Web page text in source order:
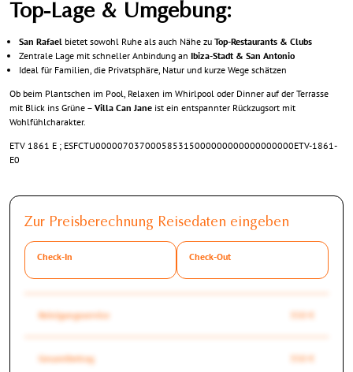
Top-Lage & Umgebung:
San Rafael bietet sowohl Ruhe als auch Nähe zu Top-Restaurants & Clubs
Zentrale Lage mit schneller Anbindung an Ibiza-Stadt & San Antonio
Ideal für Familien, die Privatsphäre, Natur und kurze Wege schätzen
Ob beim Plantschen im Pool, Relaxen im Whirlpool oder Dinner auf der Terrasse
mit Blick ins Grüne – Villa Can Jane ist ein entspannter Rückzugsort mit
Wohlfühlcharakter.
ETV 1861 E ; ESFCTU000007037000585315000000000000000000ETV-1861-
E0
Zur Preisberechnung Reisedaten eingeben
Check-In Check-Out
Reinigungsservice 350 €
Gesamtbetrag 350 €